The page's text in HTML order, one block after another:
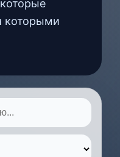
которыми